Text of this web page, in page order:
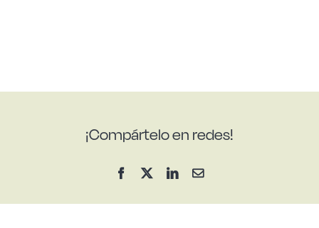
¡Compártelo en redes!
Facebook LinkedInCorreo